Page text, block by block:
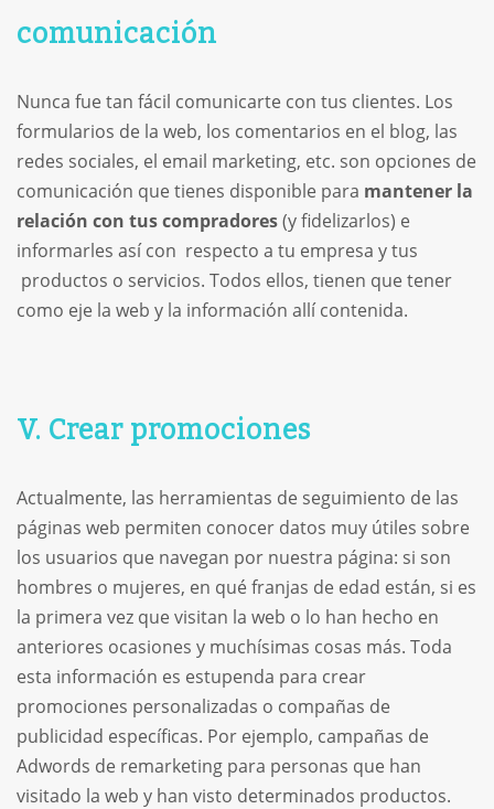
comunicación
Nunca fue tan fácil comunicarte con tus clientes. Los
formularios de la web, los comentarios en el blog, las
redes sociales, el email marketing, etc. son opciones de
comunicación que tienes disponible para mantener la
relación con tus compradores(y fidelizarlos) e
informarles así con respecto a tu empresa y tus
productos o servicios. Todos ellos, tienen que tener
como eje la web y la información allí contenida.
V. Crear promociones
Actualmente, las herramientas de seguimiento de las
páginas web permiten conocer datos muy útiles sobre
los usuarios que navegan por nuestra página: si son
hombres o mujeres, en qué franjas de edad están, si es
la primera vez que visitan la web o lo han hecho en
anteriores ocasiones y muchísimas cosas más. Toda
esta información es estupenda para crear
promociones personalizadas o compañas de
publicidad específicas. Por ejemplo, campañas de
Adwords de remarketing para personas que han
visitado la web y han visto determinados productos.